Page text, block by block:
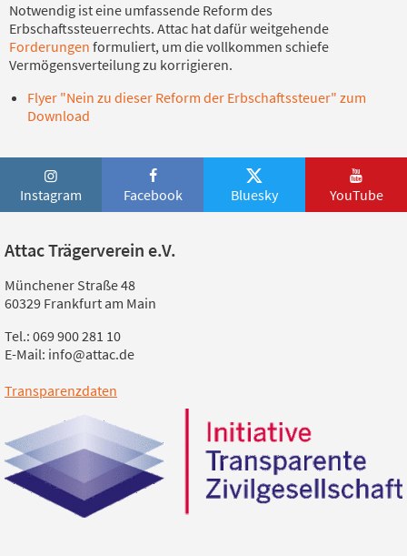
Notwendig ist eine umfassende Reform des
Erbschaftssteuerrechts. Attac hat dafür weitgehende
Forderungen formuliert, um die vollkommen schiefe
Vermögensverteilung zu korrigieren.
Flyer "Nein zu dieser Reform der Erbschaftssteuer" zum
Download
Instagram Facebook Bluesky YouTube
Attac Trägerverein e.V.
Münchener Straße 48
60329 Frankfurt am Main
Tel.: 069 900 281 10
E-Mail: info@attac.de
Transparenzdaten